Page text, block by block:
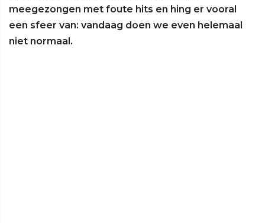
meegezongen met foute hits en hing er vooral
een sfeer van: vandaag doen we even helemaal
niet normaal.